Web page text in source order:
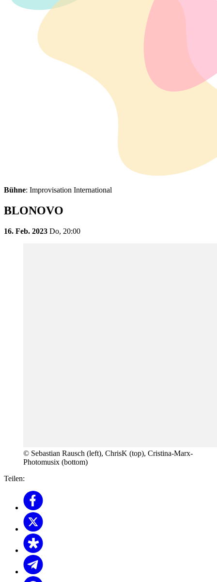
Bühne: Improvisation International
BLONOVO
16. Feb. 2023 Do, 20:00
© Sebastian Rausch (left), ChrisK (top), Cristina-Marx-
Photomusix (bottom)
Teilen: